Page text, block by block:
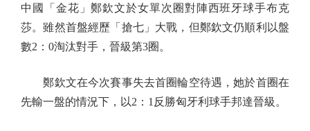
中國「金花」鄭欽文於女單次圈對陣西班牙球手布克
莎。雖然首盤經歷「搶七」大戰，但鄭欽文仍順利以盤
數2：0淘汰對手，晉級第3圈。
鄭欽文在今次賽事失去首圈輪空待遇，她於首圈在
先輸一盤的情況下，以2：1反勝匈牙利球手邦達晉級。